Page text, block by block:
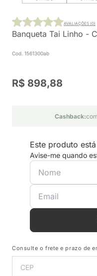
Banqueta Tai Linho -
Cod. 1561300ab
AVALIAÇÕES (0)
R$ 898,88
Cashback:
Este produto
Avise-me quando
Consulte o frete e prazo de